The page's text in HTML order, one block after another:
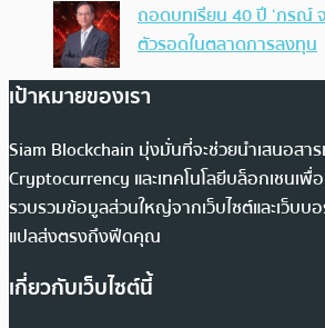
ถอดบทเรียน 40 ปี ‘กรณ์
ตัวรอดในตลาดการลงทุน
เป้าหมายของเรา
Siam Blockchain มุ่งมั่นที่จะช่วยนำเสนอสา
Cryptocurrency และเทคโนโลยีบล็อกเชนเพื่
รวบรวมข้อมูลส่วนใหญ่จากเว็บไซต์และเว็บบ
แปลส่งตรงถึงฟีดคุณ
เกี่ยวกับเว็บไซต์นี้